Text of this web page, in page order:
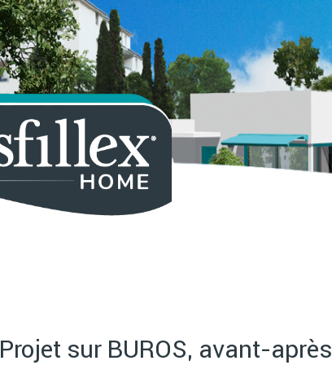
Projet sur BUROS, avant-après